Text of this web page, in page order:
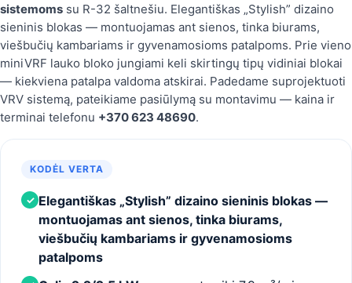
sistemoms su R-32 šaltnešiu. Elegantiškas „Stylish” dizaino
sieninis blokas — montuojamas ant sienos, tinka biurams,
viešbučių kambariams ir gyvenamosioms patalpoms. Prie vieno
miniVRF lauko bloko jungiami keli skirtingų tipų vidiniai blokai
— kiekviena patalpa valdoma atskirai. Padedame suprojektuoti
VRV sistemą, pateikiame pasiūlymą su montavimu — kaina ir
terminai telefonu +370 623 48690.
KODĖL VERTA
✓ Elegantiškas „Stylish” dizaino sieninis blokas —
montuojamas ant sienos, tinka biurams,
viešbučių kambariams ir gyvenamosioms
patalpoms